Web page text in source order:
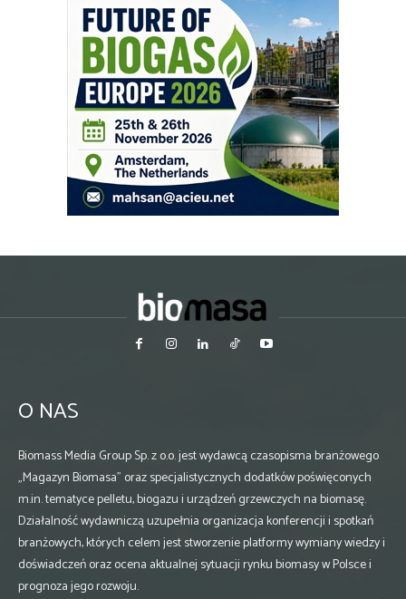
O NAS
Biomass Media Group Sp. z o.o. jest wydawcą czasopisma branżowego
„Magazyn Biomasa” oraz specjalistycznych dodatków poświęconych
m.in. tematyce pelletu, biogazu i urządzeń grzewczych na biomasę.
Działalność wydawniczą uzupełnia organizacja konferencji i spotkań
branżowych, których celem jest stworzenie platformy wymiany wiedzy i
doświadczeń oraz ocena aktualnej sytuacji rynku biomasy w Polsce i
prognoza jego rozwoju.